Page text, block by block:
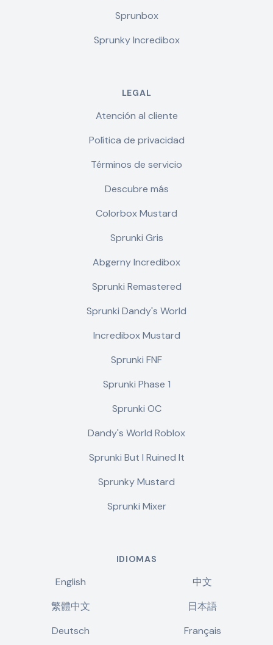
Sprunbox
Sprunky Incredibox
LEGAL
Atención al cliente
Política de privacidad
Términos de servicio
Descubre más
Colorbox Mustard
Sprunki Gris
Abgerny Incredibox
Sprunki Remastered
Sprunki Dandy's World
Incredibox Mustard
Sprunki FNF
Sprunki Phase 1
Sprunki OC
Dandy's World Roblox
Sprunki But I Ruined It
Sprunky Mustard
Sprunki Mixer
IDIOMAS
English
中文
繁體中文
日本語
Deutsch
Français